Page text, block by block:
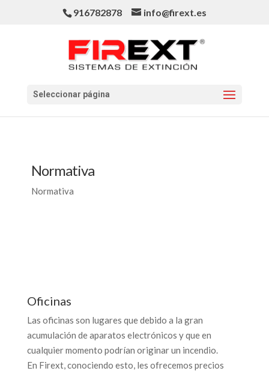
916782878 info@firext.es
Seleccionar página
Normativa
Normativa
Oficinas
Las oficinas son lugares que debido a la gran
acumulación de aparatos electrónicos y que en
cualquier momento podrían originar un incendio.
En Firext, conociendo esto, les ofrecemos precios